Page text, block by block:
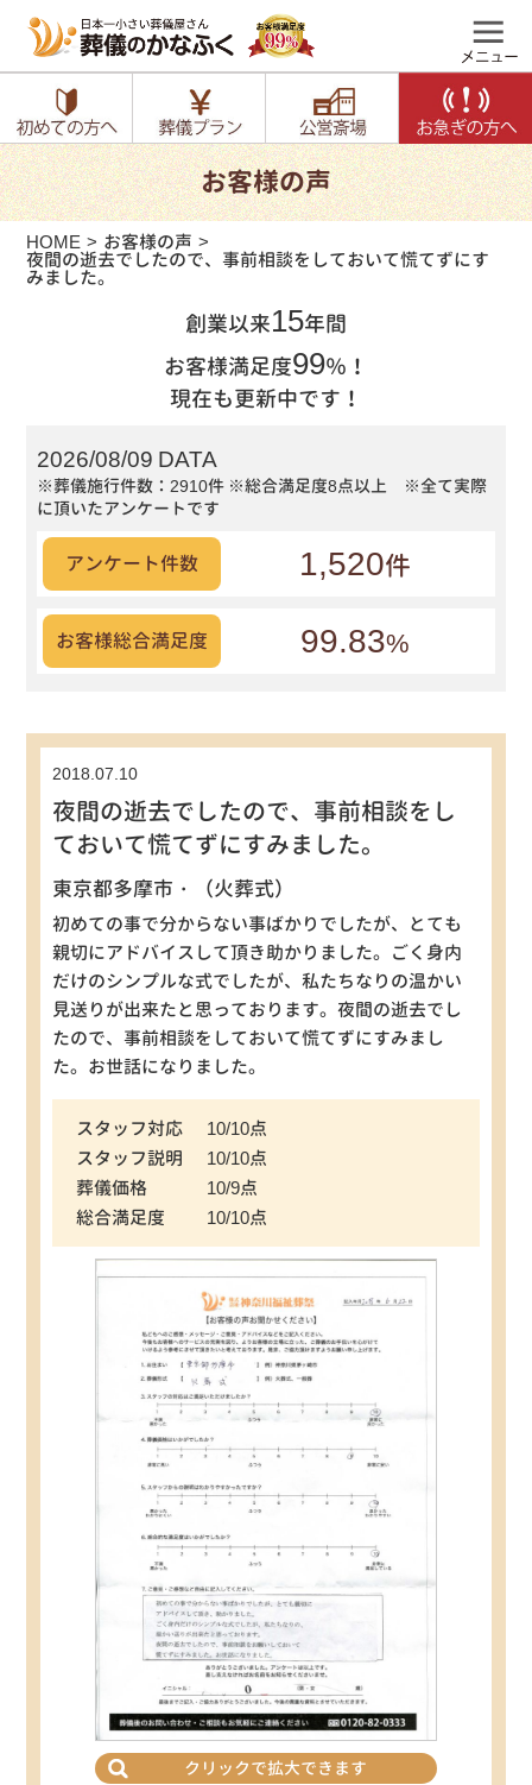
お客様の声
HOME お客様の声
夜間の逝去でしたので、事前相談をしておいて慌てずにす
みました。
創業以来15年間
お客様満足度99％！
現在も更新中です！
2026/08/09 DATA
※葬儀施行件数：2910件 ※総合満足度8点以上 ※全て実際
に頂いたアンケートです
アンケート件数 1,520件
お客様総合満足度 99.83%
2018.07.10
夜間の逝去でしたので、事前相談をし
ておいて慌てずにすみました。
東京都多摩市・（火葬式）
初めての事で分からない事ばかりでしたが、とても
親切にアドバイスして頂き助かりました。ごく身内
だけのシンプルな式でしたが、私たちなりの温かい
見送りが出来たと思っております。夜間の逝去でし
たので、事前相談をしておいて慌てずにすみまし
た。お世話になりました。
スタッフ対応
10/10点
スタッフ説明
10/10点
葬儀価格
10/9点
総合満足度
10/10点
クリックで拡大できます